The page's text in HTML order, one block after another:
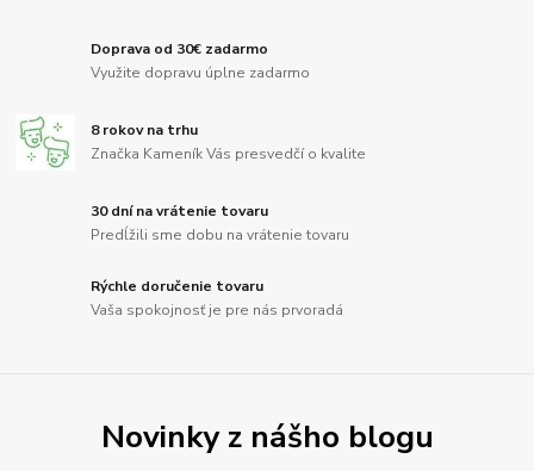
Doprava od 30€ zadarmo
Využite dopravu úplne zadarmo
8 rokov na trhu
Značka Kameník Vás presvedčí o kvalite
30 dní na vrátenie tovaru
Predĺžili sme dobu na vrátenie tovaru
Rýchle doručenie tovaru
Vaša spokojnosť je pre nás prvoradá
Novinky z nášho blogu